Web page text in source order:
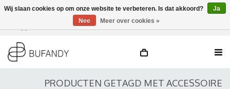
DE / EN
PRODUCTEN GETAGD MET ACCESSOIRE
Wij slaan cookies op om onze website te verbeteren. Is dat akkoord?
Ja
Nee
Meer over cookies »